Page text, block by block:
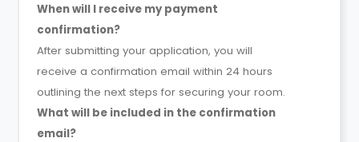
When will I receive my payment
confirmation?
After submitting your application, you will
receive a confirmation email within 24 hours
outlining the next steps for securing your room.
What will be included in the confirmation
email?